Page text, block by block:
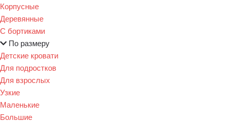
Корпусные
Деревянные
С бортиками
По размеру
Детские кровати
Для подростков
Для взрослых
Узкие
Маленькие
Большие